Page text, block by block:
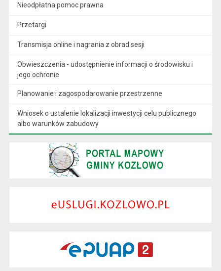
Nieodpłatna pomoc prawna
Przetargi
Transmisja online i nagrania z obrad sesji
Obwieszczenia - udostępnienie informacji o środowisku i
jego ochronie
Planowanie i zagospodarowanie przestrzenne
Wniosek o ustalenie lokalizacji inwestycji celu publicznego
albo warunków zabudowy